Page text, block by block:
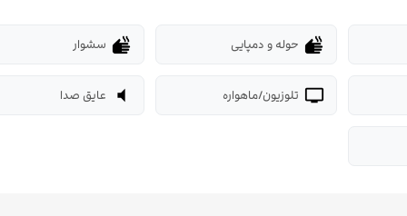
dry حوله و دمپایی dry سشوار
tv تلوزیون/ماهواره volume_mute عایق صدا